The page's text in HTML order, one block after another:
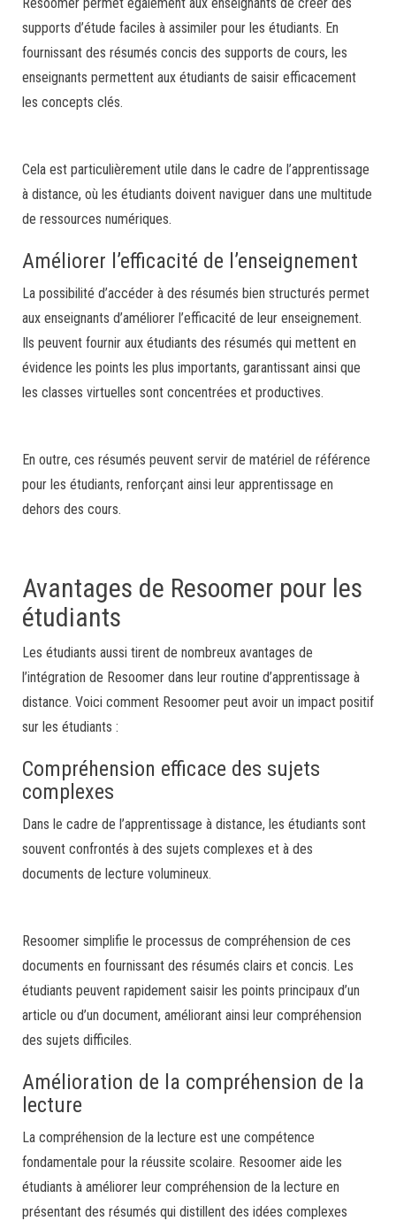
supports d’étude faciles à assimiler pour les étudiants. En
fournissant des résumés concis des supports de cours, les
enseignants permettent aux étudiants de saisir efficacement
les concepts clés.
Cela est particulièrement utile dans le cadre de l’apprentissage
à distance, où les étudiants doivent naviguer dans une multitude
de ressources numériques.
Améliorer l’efficacité de l’enseignement
La possibilité d’accéder à des résumés bien structurés permet
aux enseignants d’améliorer l’efficacité de leur enseignement.
Ils peuvent fournir aux étudiants des résumés qui mettent en
évidence les points les plus importants, garantissant ainsi que
les classes virtuelles sont concentrées et productives.
En outre, ces résumés peuvent servir de matériel de référence
pour les étudiants, renforçant ainsi leur apprentissage en
dehors des cours.
Avantages de Resoomer pour les
étudiants
Les étudiants aussi tirent de nombreux avantages de
l’intégration de Resoomer dans leur routine d’apprentissage à
distance. Voici comment Resoomer peut avoir un impact positif
sur les étudiants :
Compréhension efficace des sujets
complexes
Dans le cadre de l’apprentissage à distance, les étudiants sont
souvent confrontés à des sujets complexes et à des
documents de lecture volumineux.
Resoomer simplifie le processus de compréhension de ces
documents en fournissant des résumés clairs et concis. Les
étudiants peuvent rapidement saisir les points principaux d’un
article ou d’un document, améliorant ainsi leur compréhension
des sujets difficiles.
Amélioration de la compréhension de la
lecture
La compréhension de la lecture est une compétence
fondamentale pour la réussite scolaire. Resoomer aide les
étudiants à améliorer leur compréhension de la lecture en
présentant des résumés qui distillent des idées complexes